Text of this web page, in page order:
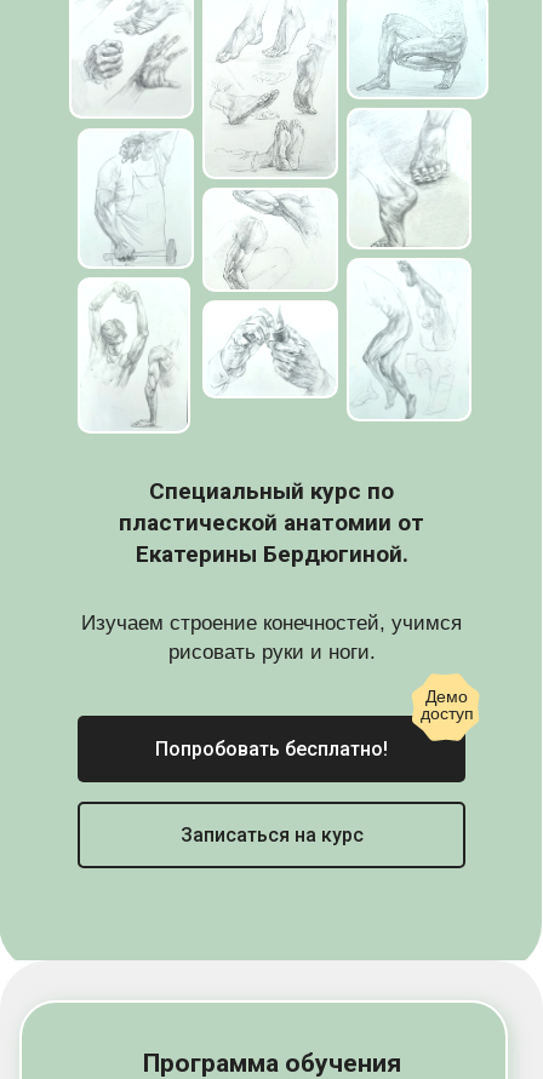
Изучаем строение конечностей, учимся
рисовать руки и ноги.
Специальный курс по
пластической анатомии от
Екатерины Бердюгиной.
Попробовать бесплатно!
Демо
доступ
Записаться на курс
Программа обучения